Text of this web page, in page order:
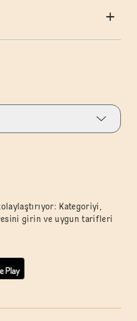
Kategoriyi,
girin ve uygun tarifleri